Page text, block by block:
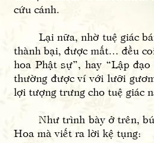
cứu cánh.
Lại nữa, nhờ tuệ giác bát
thành bại, được mất… đều
hoa Phật sự”, hay “Lập
thường được ví với lưỡi
lợi tượng trưng cho tuệ giác
Như trình bày ở trên, bút
Hoa mà viết ra lời kệ tụng: